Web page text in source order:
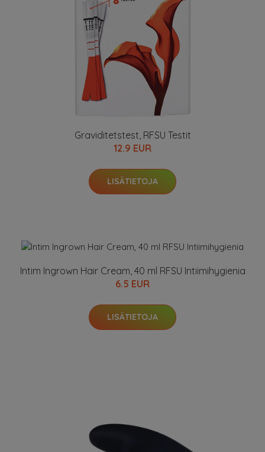
Graviditetstest, RFSU Testit
12.9 EUR
LISÄTIETOJA
Intim Ingrown Hair Cream, 40 ml RFSU Intiimihygienia
6.5 EUR
LISÄTIETOJA